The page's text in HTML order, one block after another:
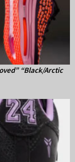
“Black/Arctic